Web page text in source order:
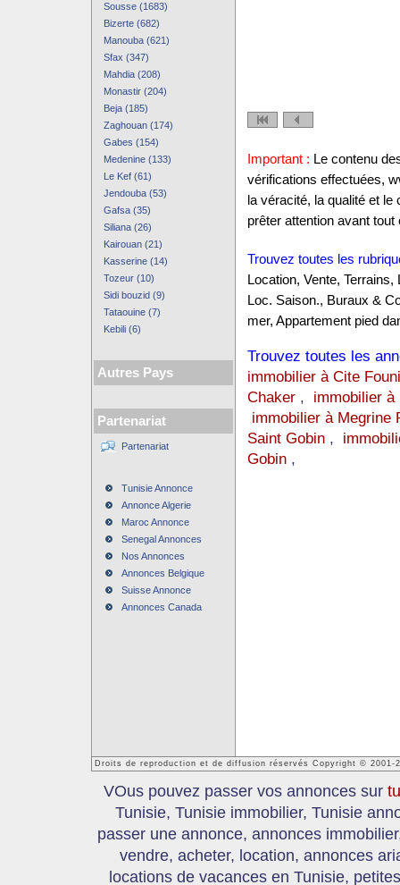
Sousse (1683)
Bizerte (682)
Manouba (621)
Sfax (347)
Mahdia (208)
Monastir (204)
Beja (185)
Zaghouan (174)
Gabes (154)
Medenine (133)
Le Kef (61)
Jendouba (53)
Gafsa (35)
Siliana (26)
Kairouan (21)
Kasserine (14)
Tozeur (10)
Sidi bouzid (9)
Tataouine (7)
Kebili (6)
Autres Pays
Partenariat
Partenariat
Tunisie Annonce
Annonce Algerie
Maroc Annonce
Senegal Annonces
Nos Annonces
Annonces Belgique
Suisse Annonce
Annonces Canada
Important : Le contenu
vérifications effectuées,
la véracité, la qualité et
prêter attention avant tout
Trouvez toutes les
Location, Vente,
Loc. Saison., Buraux &
mer, Appartement pied
Trouvez toutes les
immobilier à Cite
Chaker, immobilier à
immobilier à Megrine
Saint Gobin,
Gobin,
Droits de reproduction et de diffusion réservés Copyright © 2001-
VOus pouvez passer vos annonces sur
Tunisie, Tunisie immobilier, Tunisie
passer une annonce, annonces
vendre, acheter, location, annonces
locations de vacances en Tunisie,